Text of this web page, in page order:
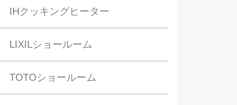
IHクッキングヒーター
LIXILショールーム
TOTOショールーム